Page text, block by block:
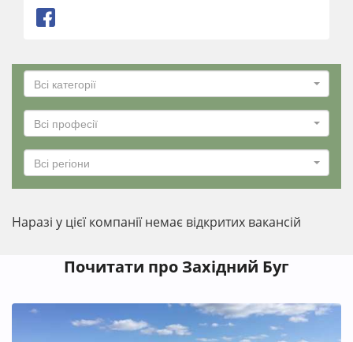
Всі категорії
Всі професії
Всі регіони
Наразі у цієї компанії немає відкритих вакансій
Почитати про Західний Буг